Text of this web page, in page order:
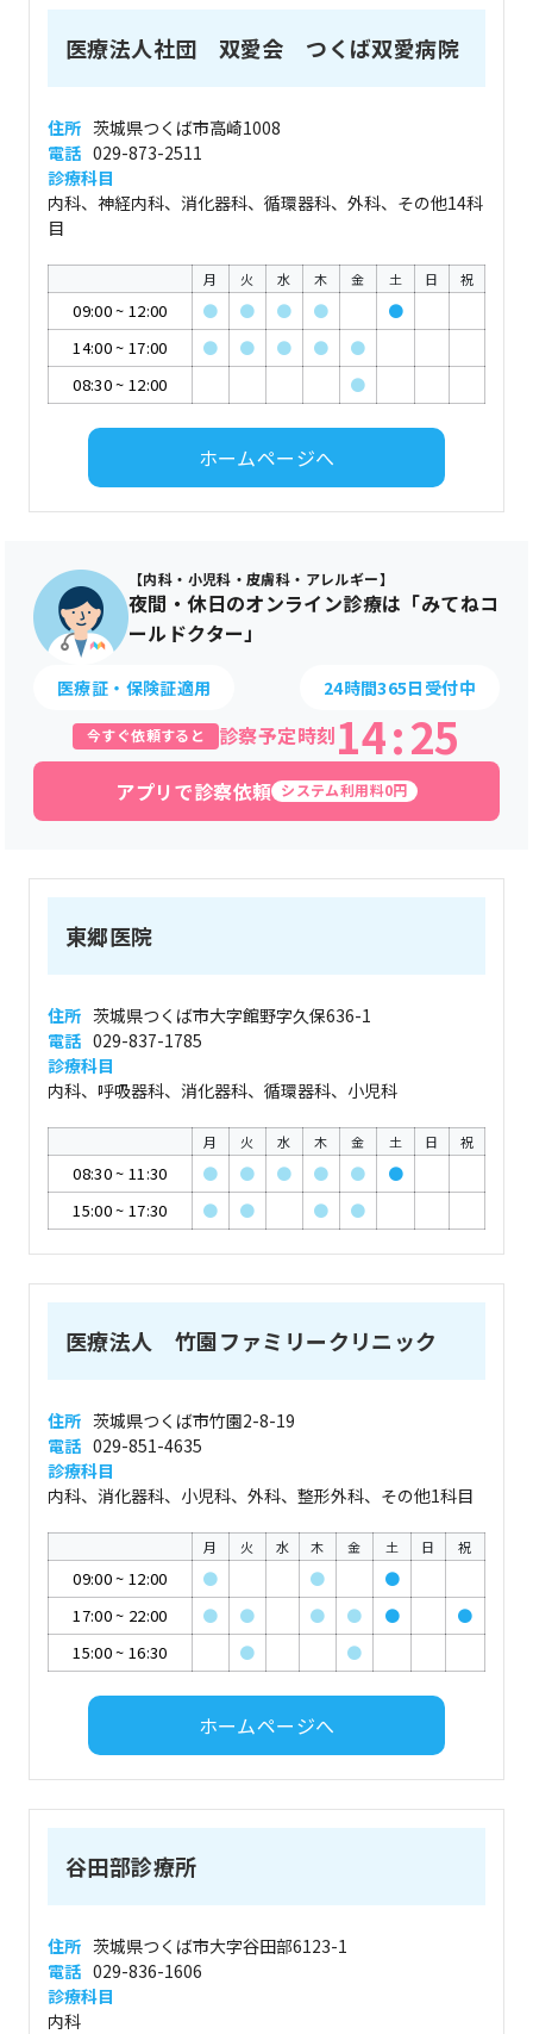
医療法人社団 双愛会 つくば双愛病院
住所 茨城県つくば市高崎1008
電話 029-873-2511
診療科目
内科、神経内科、消化器科、循環器科、外科、その他14科
目
月 火 水 木 金 土 日 祝
09:00~ 12:00 ● ● ● ●
●
14:00~ 17:00 ● ● ● ●
●
08:30~ 12:00 ●
ホームページへ
【内科・小児科・皮膚科・アレルギー】
夜間・休日のオンライン診療は「みてねコ
ールドクター」
医療証・保険証適用 24時間365日受付中
今すぐ依頼すると 診察予定時刻14:25
アプリで診察依頼 システム利用料0円
東郷医院
住所 茨城県つくば市大字館野字久保636-1
電話 029-837-1785
診療科目
内科、呼吸器科、消化器科、循環器科、小児科
月 火 水 木 金 土 日 祝
08:30~ 11:30 ● ● ● ● ●
●
15:00~ 17:30 ● ● ● ●
医療法人 竹園ファミリークリニック
住所 茨城県つくば市竹園2-8-19
電話 029-851-4635
診療科目
内科、消化器科、小児科、外科、整形外科、その他1科目
月 火 水 木 金 土 日 祝
09:00~ 12:00 ● ●
●
17:00~ 22:00 ● ● ● ● ●
●
15:00~ 16:30 ● ●
ホームページへ
谷田部診療所
住所 茨城県つくば市大字谷田部6123-1
電話 029-836-1606
診療科目
内科